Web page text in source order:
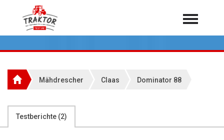
Home
Rundballenpressen
Über 7.000 Testberichte
Mähdrescher Claas Dominator 88
Testberichte (2)